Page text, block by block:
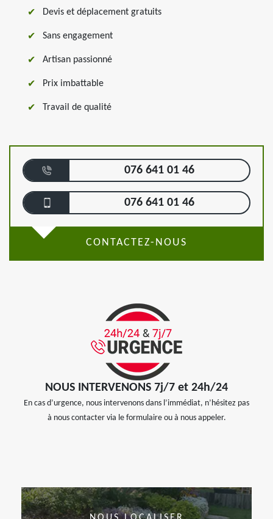
Devis et déplacement gratuits
Sans engagement
Artisan passionné
Prix imbattable
Travail de qualité
076 641 01 46
076 641 01 46
CONTACTEZ-NOUS
NOUS INTERVENONS 7j/7 et 24h/24
En cas d’urgence, nous intervenons dans l’immédiat, n’hésitez pas
à nous contacter via le formulaire ou à nous appeler.